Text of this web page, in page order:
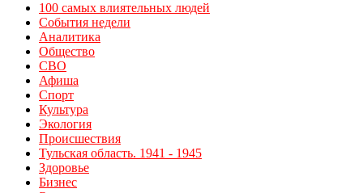
100 самых влиятельных людей
События недели
Аналитика
Общество
СВО
Афиша
Спорт
Культура
Экология
Происшествия
Тульская область. 1941 - 1945
Здоровье
Бизнес